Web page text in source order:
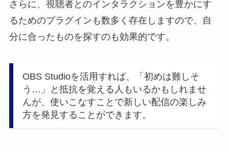
さらに、視聴者とのインタラクションを豊かにす
るためのプラグインも数多く存在しますので、自
分に合ったものを探すのも効果的です。
OBS Studioを活用すれば、「初めは難しそ
う…」と抵抗を覚える人もいるかもしれませ
んが、使いこなすことで新しい配信の楽しみ
方を発見することができます。